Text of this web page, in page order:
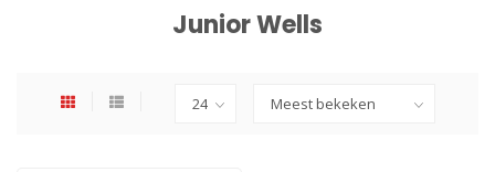
Junior Wells